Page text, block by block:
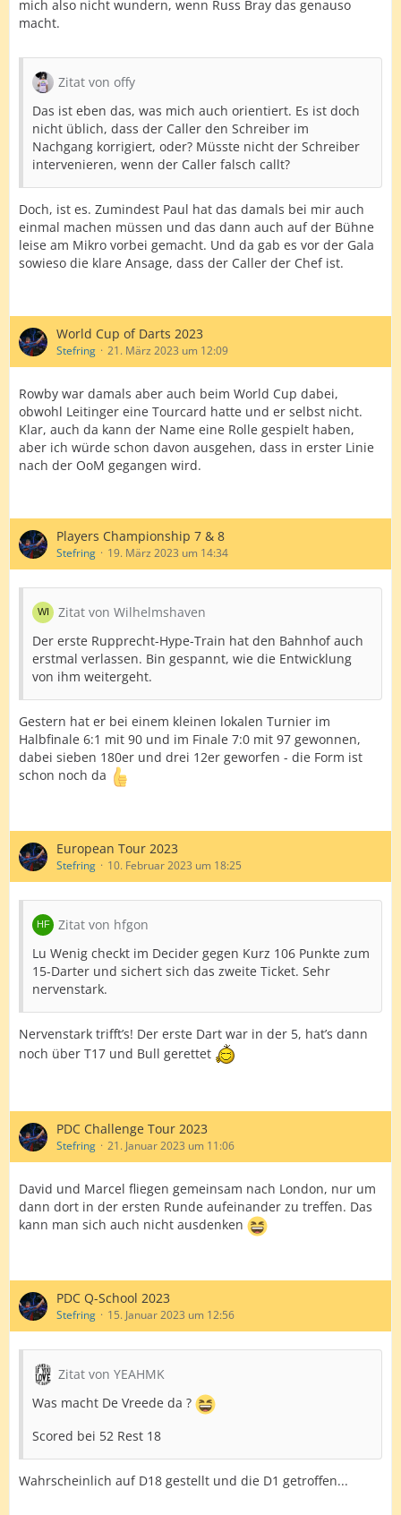
mich also nicht wundern, wenn Russ Bray das genauso
macht.
Zitat von offy
Das ist eben das, was mich auch orientiert. Es ist doch
nicht üblich, dass der Caller den Schreiber im
Nachgang korrigiert, oder? Müsste nicht der Schreiber
intervenieren, wenn der Caller falsch callt?
Doch, ist es. Zumindest Paul hat das damals bei mir auch
einmal machen müssen und das dann auch auf der Bühne
leise am Mikro vorbei gemacht. Und da gab es vor der Gala
sowieso die klare Ansage, dass der Caller der Chef ist.
World Cup of Darts 2023
Stefring 21. März 2023 um 12:09
Rowby war damals aber auch beim World Cup dabei,
obwohl Leitinger eine Tourcard hatte und er selbst nicht.
Klar, auch da kann der Name eine Rolle gespielt haben,
aber ich würde schon davon ausgehen, dass in erster Linie
nach der OoM gegangen wird.
Players Championship 7 & 8
Stefring 19. März 2023 um 14:34
Zitat von Wilhelmshaven
Der erste Rupprecht-Hype-Train hat den Bahnhof auch
erstmal verlassen. Bin gespannt, wie die Entwicklung
von ihm weitergeht.
Gestern hat er bei einem kleinen lokalen Turnier im
Halbfinale 6:1 mit 90 und im Finale 7:0 mit 97 gewonnen,
dabei sieben 180er und drei 12er geworfen - die Form ist
schon noch da
European Tour 2023
Stefring 10. Februar 2023 um 18:25
Zitat von hfgon
Lu Wenig checkt im Decider gegen Kurz 106 Punkte zum
15-Darter und sichert sich das zweite Ticket. Sehr
nervenstark.
Nervenstark trifft’s! Der erste Dart war in der 5, hat’s dann
noch über T17 und Bull gerettet
PDC Challenge Tour 2023
Stefring 21. Januar 2023 um 11:06
David und Marcel fliegen gemeinsam nach London, nur um
dann dort in der ersten Runde aufeinander zu treffen. Das
kann man sich auch nicht ausdenken
PDC Q-School 2023
Stefring 15. Januar 2023 um 12:56
Zitat von YEAHMK
Was macht De Vreede da ?
Scored bei 52 Rest 18
Wahrscheinlich auf D18 gestellt und die D1 getroffen...